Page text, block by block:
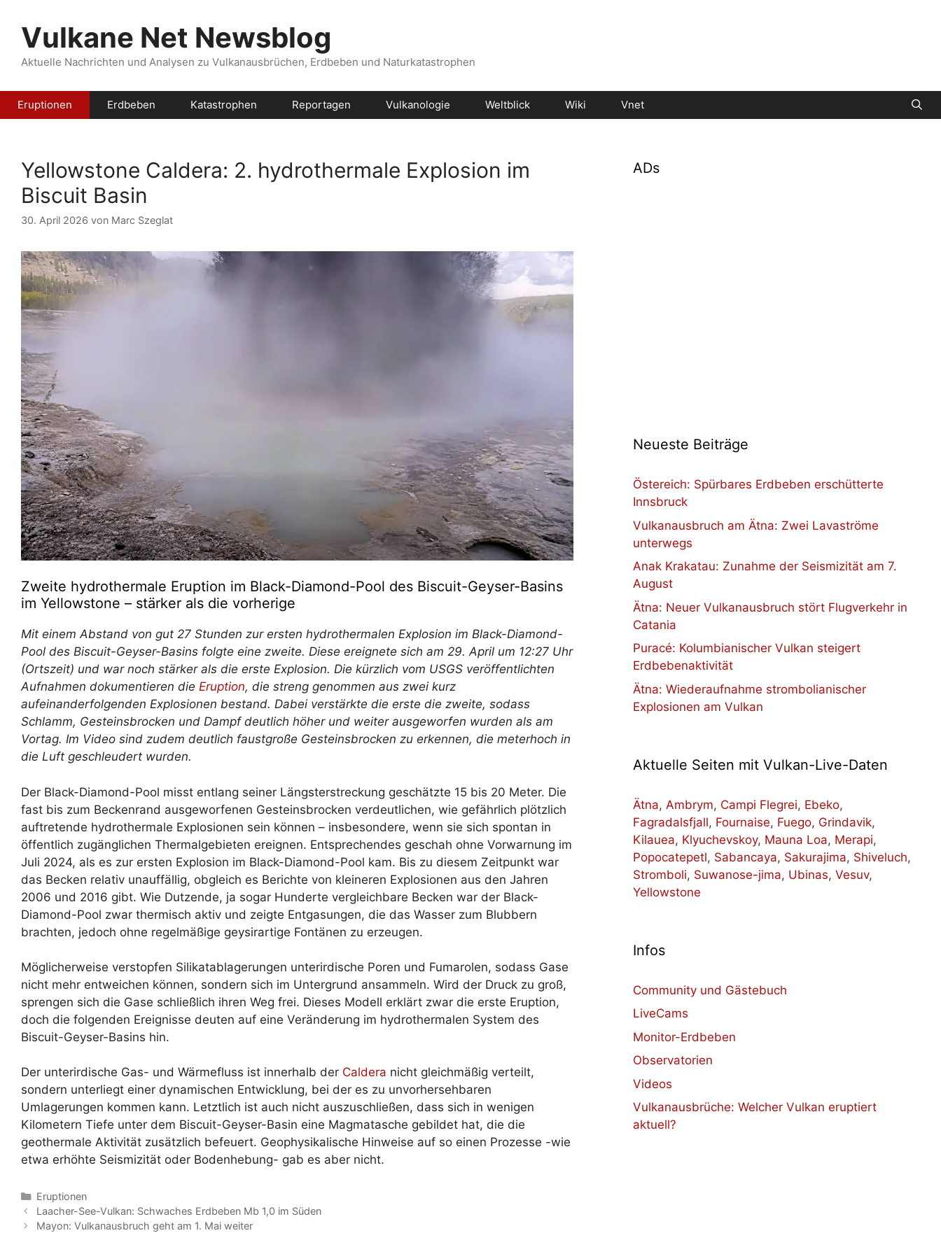
Inhalt
springenVulkane Net Newsblog
Aktuelle Nachrichten und Analysen zu Vulkanausbrüchen, Erdbeben und Naturkatastrophen
Eruptionen Erdbeben Katastrophen Reportagen Vulkanologie Weltblick Wiki Vnet
Yellowstone Caldera: 2. hydrothermale Explosion im
Biscuit Basin
30. April 2026 von Marc Szeglat
Zweite hydrothermale Eruption im Black-Diamond-Pool des Biscuit-Geyser-Basins
im Yellowstone – stärker als die vorherige
Mit einem Abstand von gut 27 Stunden zur ersten hydrothermalen Explosion im Black-Diamond-
Pool des Biscuit-Geyser-Basins folgte eine zweite. Diese ereignete sich am 29. April um 12:27 Uhr
(Ortszeit) und war noch stärker als die erste Explosion. Die kürzlich vom USGS veröffentlichten
Aufnahmen dokumentieren die Eruption, die streng genommen aus zwei kurz
aufeinanderfolgenden Explosionen bestand. Dabei verstärkte die erste die zweite, sodass
Schlamm, Gesteinsbrocken und Dampf deutlich höher und weiter ausgeworfen wurden als am
Vortag. Im Video sind zudem deutlich faustgroße Gesteinsbrocken zu erkennen, die meterhoch in
die Luft geschleudert wurden.
Der Black-Diamond-Pool misst entlang seiner Längsterstreckung geschätzte 15 bis 20 Meter. Die
fast bis zum Beckenrand ausgeworfenen Gesteinsbrocken verdeutlichen, wie gefährlich plötzlich
auftretende hydrothermale Explosionen sein können – insbesondere, wenn sie sich spontan in
öffentlich zugänglichen Thermalgebieten ereignen. Entsprechendes geschah ohne Vorwarnung im
Juli 2024, als es zur ersten Explosion im Black-Diamond-Pool kam. Bis zu diesem Zeitpunkt war
das Becken relativ unauffällig, obgleich es Berichte von kleineren Explosionen aus den Jahren
2006 und 2016 gibt. Wie Dutzende, ja sogar Hunderte vergleichbare Becken war der Black-
Diamond-Pool zwar thermisch aktiv und zeigte Entgasungen, die das Wasser zum Blubbern
brachten, jedoch ohne regelmäßige geysirartige Fontänen zu erzeugen.
Möglicherweise verstopfen Silikatablagerungen unterirdische Poren und Fumarolen, sodass Gase
nicht mehr entweichen können, sondern sich im Untergrund ansammeln. Wird der Druck zu groß,
sprengen sich die Gase schließlich ihren Weg frei. Dieses Modell erklärt zwar die erste Eruption,
doch die folgenden Ereignisse deuten auf eine Veränderung im hydrothermalen System des
Biscuit-Geyser-Basins hin.
Der unterirdische Gas- und Wärmefluss ist innerhalb der Caldera nicht gleichmäßig verteilt,
sondern unterliegt einer dynamischen Entwicklung, bei der es zu unvorhersehbaren
Umlagerungen kommen kann. Letztlich ist auch nicht auszuschließen, dass sich in wenigen
Kilometern Tiefe unter dem Biscuit-Geyser-Basin eine Magmatasche gebildet hat, die die
geothermale Aktivität zusätzlich befeuert. Geophysikalische Hinweise auf so einen Prozesse -wie
etwa erhöhte Seismizität oder Bodenhebung- gab es aber nicht.
Kategorien
Eruptionen
Laacher-See-Vulkan: Schwaches Erdbeben Mb 1,0 im Süden
Mayon: Vulkanausbruch geht am 1. Mai weiter
ADs
Neueste Beiträge
Östereich: Spürbares Erdbeben erschütterte
Innsbruck
Vulkanausbruch am Ätna: Zwei Lavaströme
unterwegs
Anak Krakatau: Zunahme der Seismizität am 7.
August
Ätna: Neuer Vulkanausbruch stört Flugverkehr in
Catania
Puracé: Kolumbianischer Vulkan steigert
Erdbebenaktivität
Ätna: Wiederaufnahme strombolianischer
Explosionen am Vulkan
Aktuelle Seiten mit Vulkan-Live-Daten
Ätna, Ambrym, Campi Flegrei, Ebeko,
Fagradalsfjall, Fournaise, Fuego, Grindavik,
Kilauea, Klyuchevskoy, Mauna Loa, Merapi,
Popocatepetl, Sabancaya, Sakurajima, Shiveluch,
Stromboli, Suwanose-jima, Ubinas, Vesuv,
Yellowstone
Infos
Community und Gästebuch
LiveCams
Monitor-Erdbeben
Observatorien
Videos
Vulkanausbrüche: Welcher Vulkan eruptiert
aktuell?